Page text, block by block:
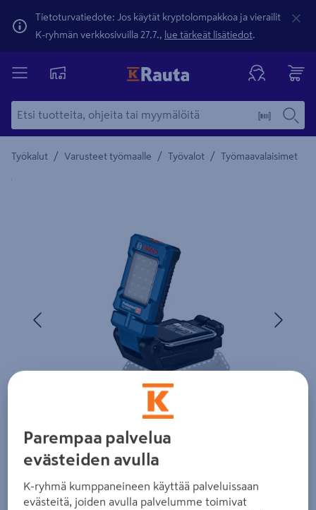
Tietoturvatiedote: Jos käytät kryptolompakkoa ja vierailit
K-ryhmän verkkosivuilla 27.7., lue tärkeät lisätiedot.
Työkalut / Varusteet työmaalle / Työvalot / Työmaavalaisimet
Yksityiskohtainen kuvaus löytyy Tuotteen kuvaus -
Parempaa palvelua
evästeiden avulla
K-ryhmä kumppaneineen käyttää palveluissaan
evästeitä, joiden avulla palvelumme toimivat